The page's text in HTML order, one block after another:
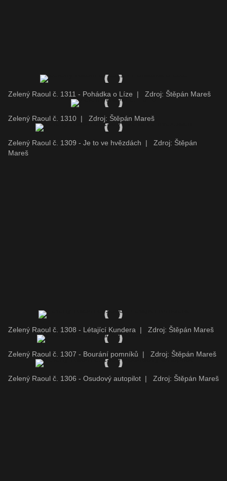
Zelený Raoul č. 1311 - Pohádka o Líze | Zdroj: Štěpán Mareš
Zelený Raoul č. 1310 | Zdroj: Štěpán Mareš
Zelený Raoul č. 1309 - Je to ve hvězdách |
Zdroj: Štěpán
Mareš
Zelený Raoul č. 1308 - Létající Kundera | Zdroj: Štěpán Mareš
Zelený Raoul č. 1307 - Bourání pomníků | Zdroj: Štěpán Mareš
Zelený Raoul č. 1306 - Osudový autopilot | Zdroj: Štěpán Mareš